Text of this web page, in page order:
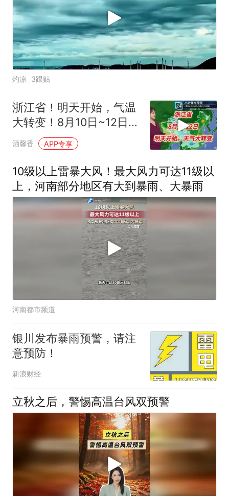
灼凉 3跟贴
浙江省！明天开始，气温
大转变！8月10日~12日天
气预报
酒馨香 APP专享
10级以上雷暴大风！最大风力可达11级以
上，河南部分地区有大到暴雨、大暴雨
河南都市频道
银川发布暴雨预警，请注
意预防！
新浪财经
立秋之后，警惕高温台风双预警